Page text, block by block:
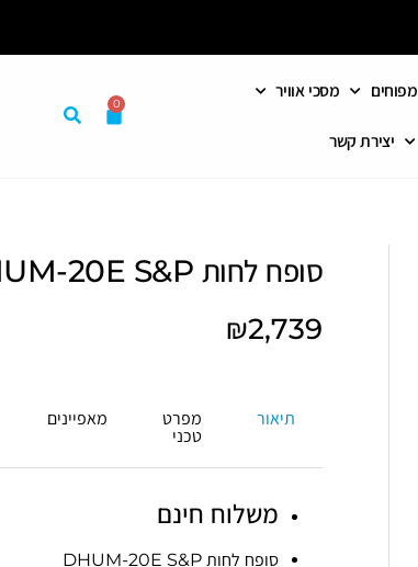
פתרונות מתקדמים לאוורור וחימום התאמה אישית לצרכיך
מפוחים מסכי אוויר
יצירת קשר
0
סופח לחות DHUM-20E S&P
₪2,739
תיאור
מפרט
טכני
מאפיינים
משלוח חינם
סופח לחות DHUM-20E S&P